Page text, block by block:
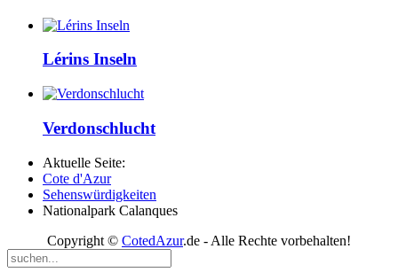
Lérins Inseln
Verdonschlucht
Aktuelle Seite:
Cote d'Azur
Sehenswürdigkeiten
Nationalpark Calanques
Copyright © CotedAzur.de - Alle Rechte vorbehalten!